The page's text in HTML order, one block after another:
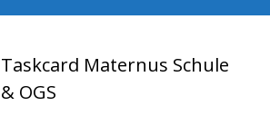
Taskcard Maternus Schule
& OGS